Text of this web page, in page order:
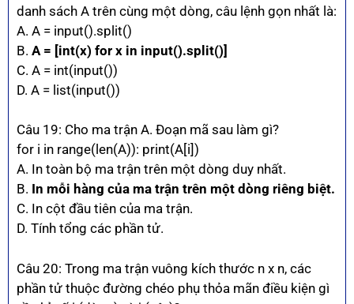
danh sách A trên cùng một dòng, câu lệnh gọn nhất là:
A. A = input().split()
B. A = [int(x) for x in input().split()]
C. A = int(input())
D. A = list(input())
Câu 19: Cho ma trận A. Đoạn mã sau làm gì?
for i in range(len(A)): print(A[i])
A. In toàn bộ ma trận trên một dòng duy nhất.
B. In mỗi hàng của ma trận trên một dòng riêng biệt.
C. In cột đầu tiên của ma trận.
D. Tính tổng các phần tử.
Câu 20: Trong ma trận vuông kích thước n x n, các
phần tử thuộc đường chéo phụ thỏa mãn điều kiện gì